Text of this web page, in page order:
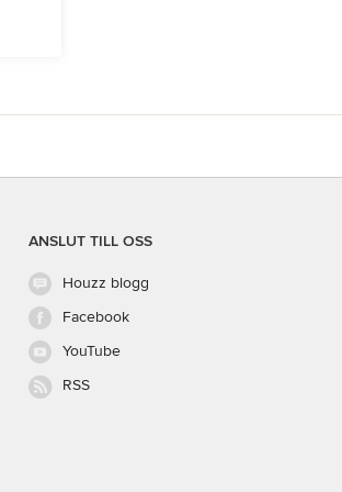
ANSLUT TILL OSS
Houzz blogg
Facebook
YouTube
RSS